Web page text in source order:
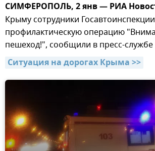
СИМФЕРОПОЛЬ, 2 янв — РИА
Крыму сотрудники
профилактическую операцию
пешеход!", сообщили в пресс-
Ситуация на дорогах Крыма >>